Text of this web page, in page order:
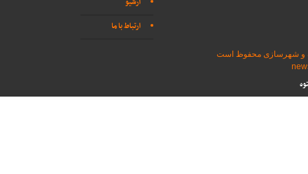
ارتباط با ما
و شهرسازی محفوظ است